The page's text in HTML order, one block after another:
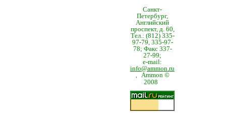
Санкт-
Петербург,
Английский
проспект, д. 60,
Тел.: (812) 335-
97-79, 335-97-
78; Факс 337-
27-99;
e-mail:
info@ammon.ru
Ammon ©
2008